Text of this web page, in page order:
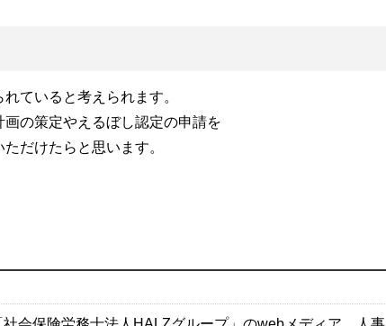
ていると考えられます。
の策定やえるぼし認定の申請を
だけたらと思います。